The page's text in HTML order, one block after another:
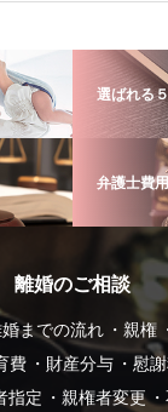
選ばれる
弁護士費用
離婚のご相談
までの流れ 親権
費 財産分与 慰
指定
親権者変更